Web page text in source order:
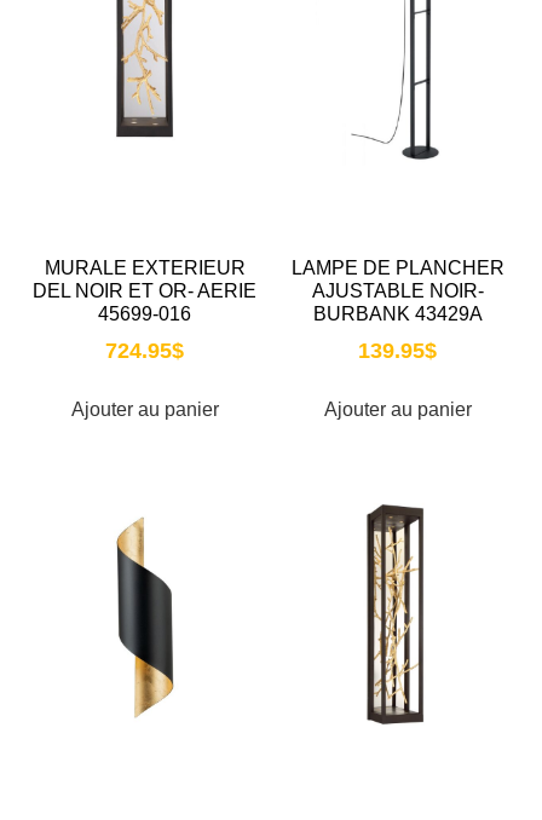
MURALE EXTERIEUR
DEL NOIR ET OR- AERIE
45699-016
724.95$
Ajouter au panier
LAMPE DE PLANCHER
AJUSTABLE NOIR-
BURBANK 43429A
139.95$
Ajouter au panier